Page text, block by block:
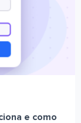
e como